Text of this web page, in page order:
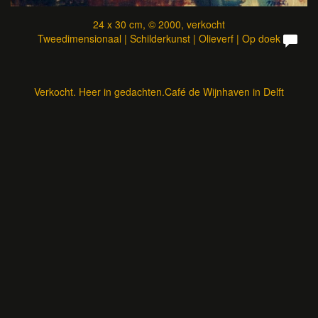
24 x 30 cm, © 2000, verkocht
Tweedimensionaal | Schilderkunst | Olieverf | Op doek
Verkocht. Heer in gedachten.Café de Wijnhaven in Delft